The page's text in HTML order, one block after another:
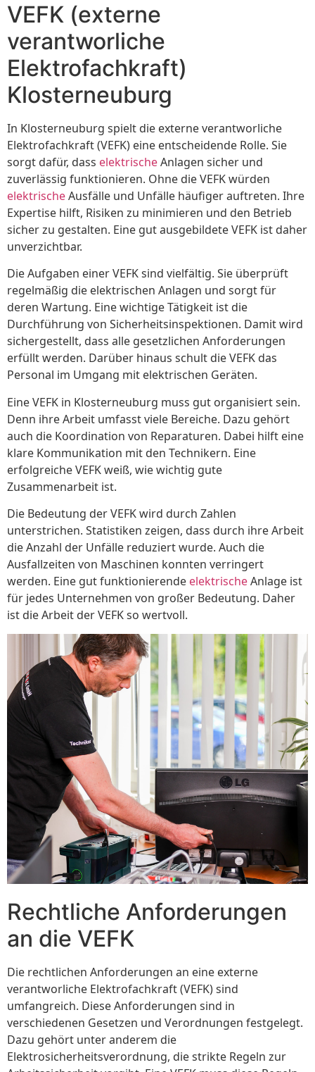
VEFK (externe
verantworliche
Elektrofachkraft)
Klosterneuburg
In Klosterneuburg spielt die externe verantworliche
Elektrofachkraft (VEFK) eine entscheidende Rolle. Sie
sorgt dafür, dass elektrischeAnlagen sicher und
zuverlässig funktionieren. Ohne die VEFK würden
elektrischeAusfälle und Unfälle häufiger auftreten. Ihre
Expertise hilft, Risiken zu minimieren und den Betrieb
sicher zu gestalten. Eine gut ausgebildete VEFK ist daher
unverzichtbar.
Die Aufgaben einer VEFK sind vielfältig. Sie überprüft
regelmäßig die elektrischen Anlagen und sorgt für
deren Wartung. Eine wichtige Tätigkeit ist die
Durchführung von Sicherheitsinspektionen. Damit wird
sichergestellt, dass alle gesetzlichen Anforderungen
erfüllt werden. Darüber hinaus schult die VEFK das
Personal im Umgang mit elektrischen Geräten.
Eine VEFK in Klosterneuburg muss gut organisiert sein.
Denn ihre Arbeit umfasst viele Bereiche. Dazu gehört
auch die Koordination von Reparaturen. Dabei hilft eine
klare Kommunikation mit den Technikern. Eine
erfolgreiche VEFK weiß, wie wichtig gute
Zusammenarbeit ist.
Die Bedeutung der VEFK wird durch Zahlen
unterstrichen. Statistiken zeigen, dass durch ihre Arbeit
die Anzahl der Unfälle reduziert wurde. Auch die
Ausfallzeiten von Maschinen konnten verringert
werden. Eine gut funktionierende elektrischeAnlage ist
für jedes Unternehmen von großer Bedeutung. Daher
ist die Arbeit der VEFK so wertvoll.
Rechtliche Anforderungen
an die VEFK
Die rechtlichen Anforderungen an eine externe
verantworliche Elektrofachkraft (VEFK) sind
umfangreich. Diese Anforderungen sind in
verschiedenen Gesetzen und Verordnungen festgelegt.
Dazu gehört unter anderem die
Elektrosicherheitsverordnung, die strikte Regeln zur